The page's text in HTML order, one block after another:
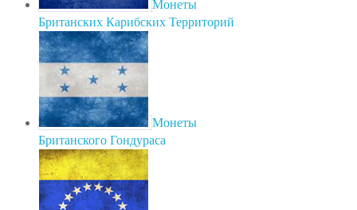
Монеты
Британских Карибских Территорий
Монеты
Британского Гондураса